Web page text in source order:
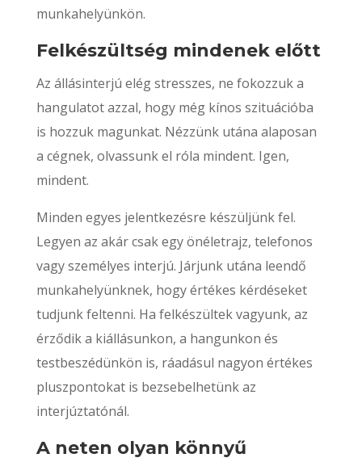
munkahelyünkön.
Felkészültség mindenek előtt
Az állásinterjú elég stresszes, ne fokozzuk a
hangulatot azzal, hogy még kínos szituációba
is hozzuk magunkat. Nézzünk utána alaposan
a cégnek, olvassunk el róla mindent. Igen,
mindent.
Minden egyes jelentkezésre készüljünk fel.
Legyen az akár csak egy önéletrajz, telefonos
vagy személyes interjú. Járjunk utána leendő
munkahelyünknek, hogy értékes kérdéseket
tudjunk feltenni. Ha felkészültek vagyunk, az
érződik a kiállásunkon, a hangunkon és
testbeszédünkön is, ráadásul nagyon értékes
pluszpontokat is bezsebelhetünk az
interjúztatónál.
A neten olyan könnyű